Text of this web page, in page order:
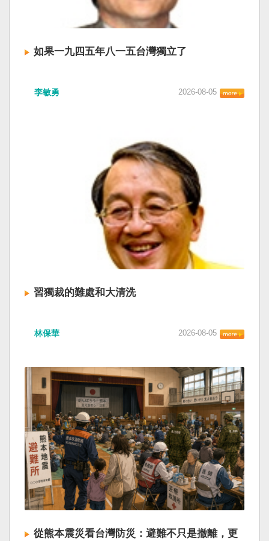
如果一九四五年八一五台灣獨立了
李敏勇 2026-08-05
習獨裁的難處和大清洗
林保華 2026-08-05
從熊本震災看台灣防災：避難不只是撤離，更